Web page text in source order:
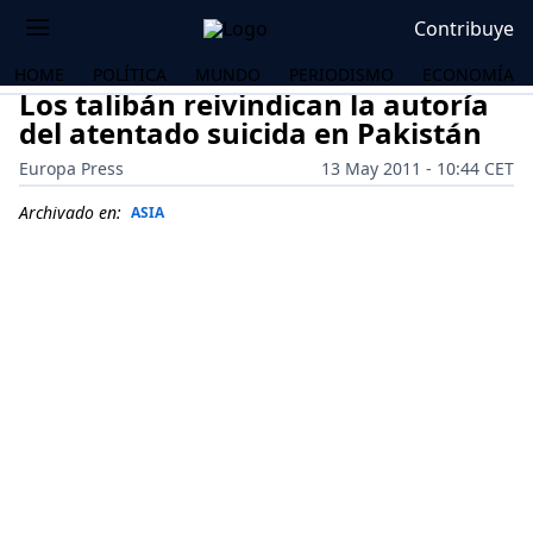
Contribuye
HOME POLÍTICA MUNDO PERIODISMO ECONOMÍA
Los talibán reivindican la autoría
del atentado suicida en Pakistán
Europa Press
13 May 2011 - 10:44 CET
Archivado en: ASIA